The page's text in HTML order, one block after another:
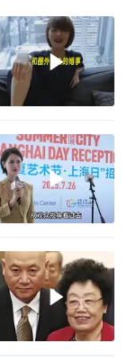
余承东口误将24999元电脑报成2499
小伙靠AI减肥 45天瘦40斤进了ICU